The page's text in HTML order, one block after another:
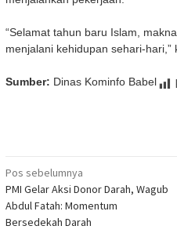
“Selamat tahun baru Islam,
menjalani kehidupan sehari-hari,”
Sumber: Dinas Kominfo Babel
Navigasi
pos
Pos sebelumnya
PMI Gelar Aksi Donor Darah, Wagub
Abdul Fatah: Momentum
Bersedekah Darah